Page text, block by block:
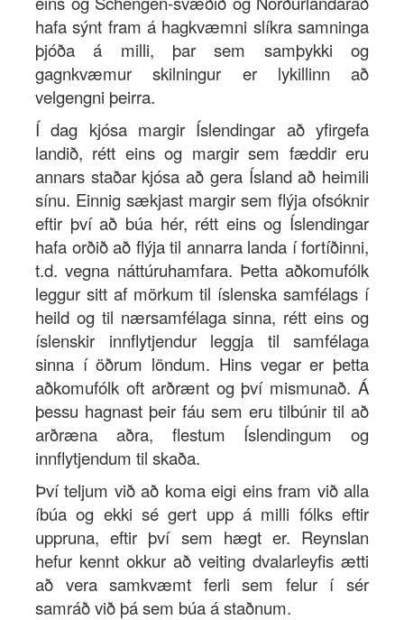
hafa sýnt fram á hagkvæmni slíkra samninga
þjóða á milli, þar sem samþykki og
gagnkvæmur skilningur er lykillinn að
velgengni þeirra.
Í dag kjósa margir Íslendingar að yfirgefa
landið, rétt eins og margir sem fæddir eru
annars staðar kjósa að gera Ísland að heimili
sínu. Einnig sækjast margir sem flýja ofsóknir
eftir því að búa hér, rétt eins og Íslendingar
hafa orðið að flýja til annarra landa í fortíðinni,
t.d. vegna náttúruhamfara. Þetta aðkomufólk
leggur sitt af mörkum til íslenska samfélags í
heild og til nærsamfélaga sinna, rétt eins og
íslenskir innflytjendur leggja til samfélaga
sinna í öðrum löndum. Hins vegar er þetta
aðkomufólk oft arðrænt og því mismunað. Á
þessu hagnast þeir fáu sem eru tilbúnir til að
arðræna aðra, flestum Íslendingum og
innflytjendum til skaða.
Því teljum við að koma eigi eins fram við alla
íbúa og ekki sé gert upp á milli fólks eftir
uppruna, eftir því sem hægt er. Reynslan
hefur kennt okkur að veiting dvalarleyfis ætti
að vera samkvæmt ferli sem felur í sér
samráð við þá sem búa á staðnum.